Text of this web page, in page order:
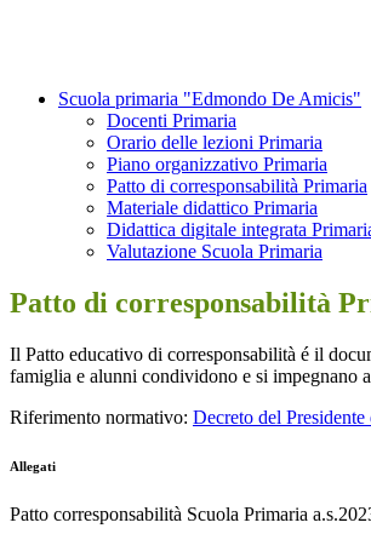
Scuola primaria "Edmondo De Amicis"
Docenti Primaria
Orario delle lezioni Primaria
Piano organizzativo Primaria
Patto di corresponsabilità Primaria
Materiale didattico Primaria
Didattica digitale integrata
Valutazione Scuola Primaria
Patto di corresponsabilità
Il Patto educativo di corresponsabilità é il
famiglia e alunni condividono e si impegnano
Riferimento normativo: Decreto del
Allegati
Patto corresponsabilità Scuola Primaria